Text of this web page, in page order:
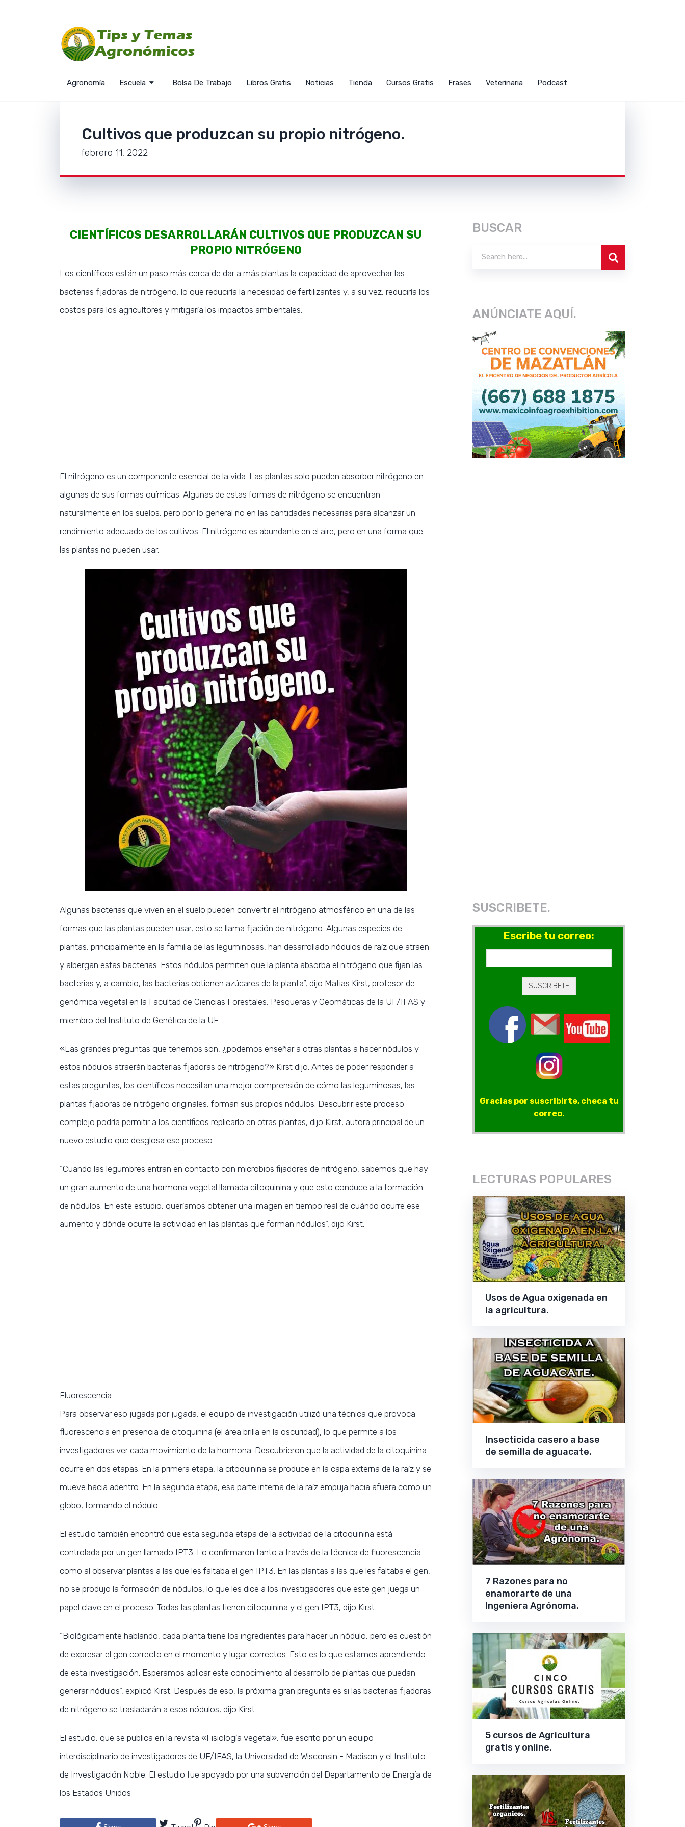
Agronomía Escuela Bolsa De Trabajo Libros Gratis Noticias Tienda Cursos Gratis Frases Veterinaria Podcast
Cultivos que produzcan su propio nitrógeno.
febrero 11, 2022
CIENTÍFICOS DESARROLLARÁN CULTIVOS QUE PRODUZCAN SU
PROPIO NITRÓGENO
Los científicos están un paso más cerca de dar a más plantas la capacidad de aprovechar las
bacterias fijadoras de nitrógeno, lo que reduciría la necesidad de fertilizantes y, a su vez, reduciría los
costos para los agricultores y mitigaría los impactos ambientales.
El nitrógeno es un componente esencial de la vida. Las plantas solo pueden absorber nitrógeno en
algunas de sus formas químicas. Algunas de estas formas de nitrógeno se encuentran
naturalmente en los suelos, pero por lo general no en las cantidades necesarias para alcanzar un
rendimiento adecuado de los cultivos. El nitrógeno es abundante en el aire, pero en una forma que
las plantas no pueden usar.
Algunas bacterias que viven en el suelo pueden convertir el nitrógeno atmosférico en una de las
formas que las plantas pueden usar, esto se llama fijación de nitrógeno. Algunas especies de
plantas, principalmente en la familia de las leguminosas, han desarrollado nódulos de raíz que atraen
y albergan estas bacterias. Estos nódulos permiten que la planta absorba el nitrógeno que fijan las
bacterias y, a cambio, las bacterias obtienen azúcares de la planta”, dijo Matias Kirst, profesor de
genómica vegetal en la Facultad de Ciencias Forestales, Pesqueras y Geomáticas de la UF/IFAS y
miembro del Instituto de Genética de la UF.
«Las grandes preguntas que tenemos son, ¿podemos enseñar a otras plantas a hacer nódulos y
estos nódulos atraerán bacterias fijadoras de nitrógeno?» Kirst dijo. Antes de poder responder a
estas preguntas, los científicos necesitan una mejor comprensión de cómo las leguminosas, las
plantas fijadoras de nitrógeno originales, forman sus propios nódulos. Descubrir este proceso
complejo podría permitir a los científicos replicarlo en otras plantas, dijo Kirst, autora principal de un
nuevo estudio que desglosa ese proceso.
“Cuando las legumbres entran en contacto con microbios fijadores de nitrógeno, sabemos que hay
un gran aumento de una hormona vegetal llamada citoquinina y que esto conduce a la formación
de nódulos. En este estudio, queríamos obtener una imagen en tiempo real de cuándo ocurre ese
aumento y dónde ocurre la actividad en las plantas que forman nódulos”, dijo Kirst.
Fluorescencia
Para observar eso jugada por jugada, el equipo de investigación utilizó una técnica que provoca
fluorescencia en presencia de citoquinina (el área brilla en la oscuridad), lo que permite a los
investigadores ver cada movimiento de la hormona. Descubrieron que la actividad de la citoquinina
ocurre en dos etapas. En la primera etapa, la citoquinina se produce en la capa externa de la raíz y se
mueve hacia adentro. En la segunda etapa, esa parte interna de la raíz empuja hacia afuera como un
globo, formando el nódulo.
El estudio también encontró que esta segunda etapa de la actividad de la citoquinina está
controlada por un gen llamado IPT3. Lo confirmaron tanto a través de la técnica de fluorescencia
como al observar plantas a las que les faltaba el gen IPT3. En las plantas a las que les faltaba el gen,
no se produjo la formación de nódulos, lo que les dice a los investigadores que este gen juega un
papel clave en el proceso. Todas las plantas tienen citoquinina y el gen IPT3, dijo Kirst.
“Biológicamente hablando, cada planta tiene los ingredientes para hacer un nódulo, pero es cuestión
de expresar el gen correcto en el momento y lugar correctos. Esto es lo que estamos aprendiendo
de esta investigación. Esperamos aplicar este conocimiento al desarrollo de plantas que puedan
generar nódulos”, explicó Kirst. Después de eso, la próxima gran pregunta es si las bacterias fijadoras
de nitrógeno se trasladarán a esos nódulos, dijo Kirst.
El estudio, que se publica en la revista «Fisiología vegetal», fue escrito por un equipo
interdisciplinario de investigadores de UF/IFAS, la Universidad de Wisconsin - Madison y el Instituto
de Investigación Noble. El estudio fue apoyado por una subvención del Departamento de Energía de
los Estados Unidos
BUSCAR
ANÚNCIATE AQUÍ.
SUSCRIBETE.
Escribe tu correo:
Gracias por suscribirte, checa tu
correo.
LECTURAS POPULARES
Usos de Agua oxigenada en
la agricultura.
Insecticida casero a base
de semilla de aguacate.
7 Razones para no
enamorarte de una
Ingeniera Agrónoma.
5 cursos de Agricultura
gratis y online.
Recibe Las Noticias Directo En Tu
Correo
No te pierdas la increible información que compartimos en nuestro blog. Suscribete y se el primero en ver nuestro contenido más fresco! TipsyTemasAgronomicos.com
SUBSCRIBE NOW